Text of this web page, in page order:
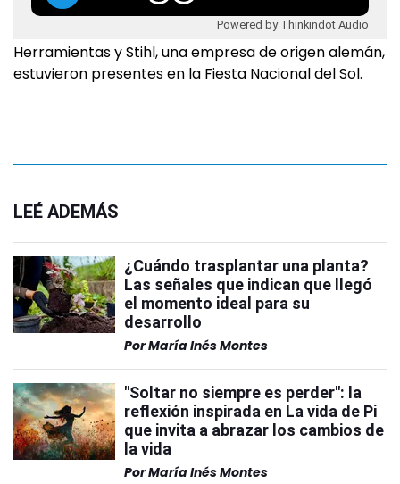
Powered by Thinkindot Audio
Herramientas y Stihl, una empresa de origen alemán,
estuvieron presentes en la Fiesta Nacional del Sol.
LEÉ ADEMÁS
¿Cuándo trasplantar una planta?
Las señales que indican que llegó
el momento ideal para su
desarrollo
PorMaría Inés Montes
"Soltar no siempre es perder": la
reflexión inspirada en La vida de Pi
que invita a abrazar los cambios de
la vida
PorMaría Inés Montes